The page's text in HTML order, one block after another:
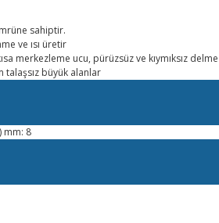
sahiptir.
ve ısı üretir
merkezleme ucu, pürüzsüz ve kıymıksız
talaşsız büyük alanlar
mm: 8